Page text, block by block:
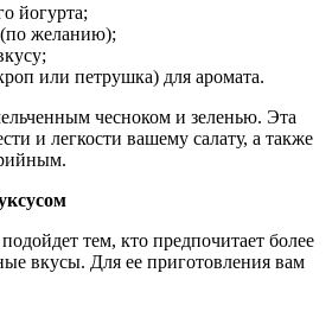
йогурта;
(по желанию);
или петрушка) для аромата.
чесноком и зеленью. Эта
и легкости вашему салату, а также
тем, кто предпочитает более
вкусы. Для ее приготовления вам